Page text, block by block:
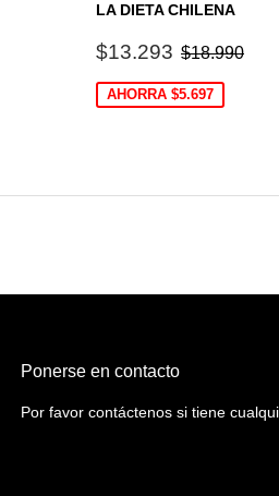
LA DIETA CHILENA
Precio
oferta
$13.293 $13.293
Precio
$18.990
AHORRA $5.697
Ponerse en contacto
Por favor contáctenos si tiene